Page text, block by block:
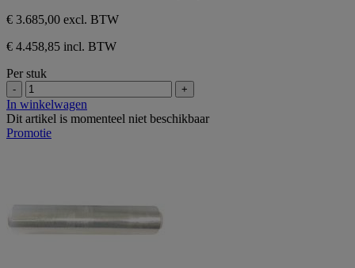
€ 3.685,00 excl. BTW
€ 4.458,85 incl. BTW
Per stuk
- +
In winkelwagen
Dit artikel is momenteel niet beschikbaar
Promotie